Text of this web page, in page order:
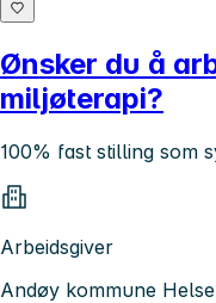
Ønsker du å
miljøterapi?
100% fast stilling som
Arbeidsgiver
Andøy kommune